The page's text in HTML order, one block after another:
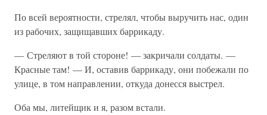
По всей вероятности, стрелял, чтобы выручить нас, один
из рабочих, защищавших баррикаду.
— Стреляют в той стороне! — закричали солдаты. —
Красные там! — И, оставив баррикаду, они побежали по
улице, в том направлении, откуда донесся выстрел.
Оба мы, литейщик и я, разом встали.